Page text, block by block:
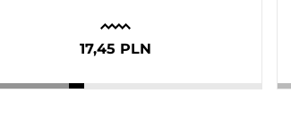
17,45 PLN